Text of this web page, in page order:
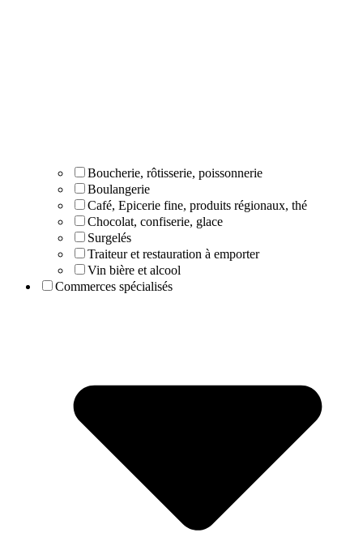
Boucherie, rôtisserie, poissonnerie
Boulangerie
Café, Epicerie fine, produits régionaux, thé
Chocolat, confiserie, glace
Surgelés
Traiteur et restauration à emporter
Vin bière et alcool
Commerces spécialisés